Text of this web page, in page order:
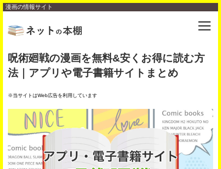
漫画の情報サイト
呪術廻戦の漫画を無料&安くお得に読む方
法｜アプリや電子書籍サイトまとめ
※当サイトはWeb広告を利用しています